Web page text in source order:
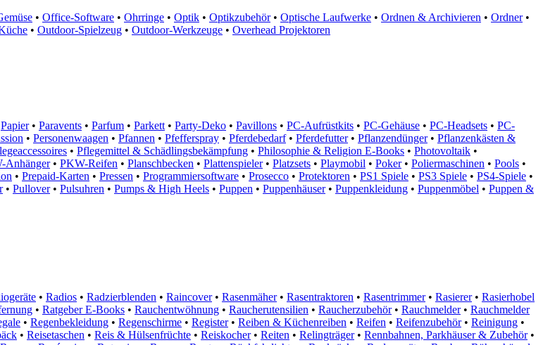
• Office-Software • Ohrringe • Optik • Optikzubehör • Optische Laufwerke • Ordnen & Archivieren • Ordner •
• Outdoor-Spielzeug • Outdoor-Werkzeuge • Overhead Projektoren
Papier • Paravents • Parfum • Parkett • Party-Deko • Pavillons • PC-Aufrüstkits • PC-Gehäuse • PC-Headsets • PC-
• Personenwaagen • Pfannen • Pfefferspray • Pferdebedarf • Pferdefutter • Pflanzendünger • Pflanzenkästen &
• Pflegemittel & Schädlingsbekämpfung • Philosophie & Religion E-Books • Photovoltaik •
Anhänger • PKW-Reifen • Planschbecken • Plattenspieler • Platzsets • Playmobil • Poker • Poliermaschinen • Pools •
• Prepaid-Karten • Pressen • Programmiersoftware • Prosecco • Protektoren • PS1 Spiele • PS3 Spiele • PS4-Spiele •
• Pullover • Pulsuhren • Pumps & High Heels • Puppen • Puppenhäuser • Puppenkleidung • Puppenmöbel • Puppen &
• Radios • Radzierblenden • Raincover • Rasenmäher • Rasentraktoren • Rasentrimmer • Rasierer • Rasierhobel
• Ratgeber E-Books • Rauchentwöhnung • Raucherutensilien • Raucherzubehör • Rauchmelder • Rauchmelder
• Regenbekleidung • Regenschirme • Register • Reiben & Küchenreiben • Reifen • Reifenzubehör • Reinigung •
• Reisetaschen • Reis & Hülsenfrüchte • Reiskocher • Reiten • Relingträger • Rennbahnen, Parkhäuser & Zubehör •